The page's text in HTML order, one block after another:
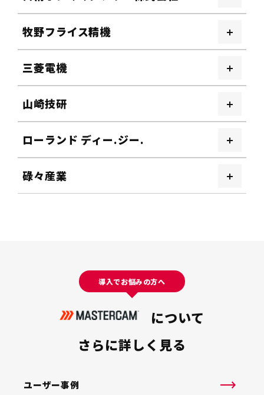
牧野フライス精機
三菱電機
山崎技研
ローランド ディー.ジー.
碌々産業
導入でお悩みの方へ
について
さらに詳しく見る
ユーザー事例